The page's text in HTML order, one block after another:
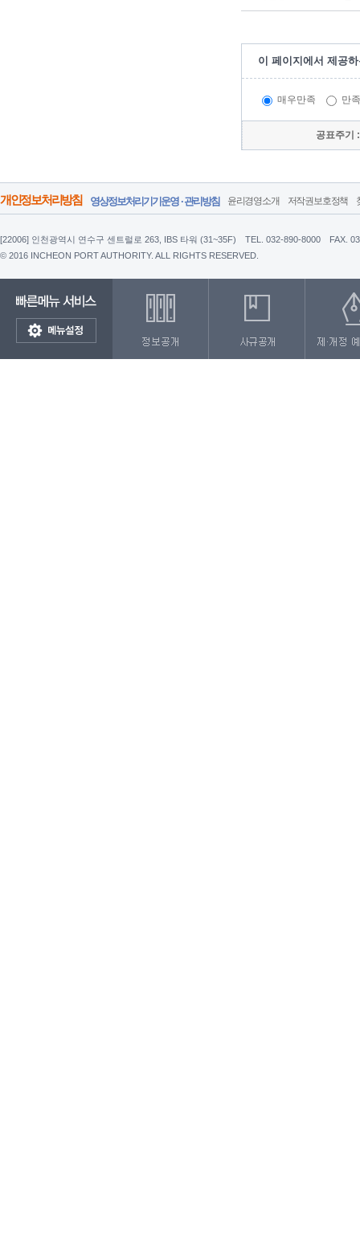
이 페이지에서 제공
매우만족 만족
공표주기
개인정보처리방침 영상정보처리기기운영 · 관리방침 윤리경영소개 저작권보호정책
[22006] 인천광역시 연수구 센트럴로 263, IBS 타워 (31~35F) TEL. 032-890-8000
FAX.
© 2016 INCHEON PORT AUTHORITY. ALL RIGHTS RESERVED.